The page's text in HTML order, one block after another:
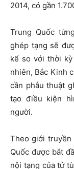
2014, có gần
Trung Quốc
ghép tạng sẽ
kể so với thời
nhiên, Bắc Kinh
cần phẫu thuật
tạo điều kiện
người.
Theo giới truyền
Quốc được bắt
nội tạng của tử